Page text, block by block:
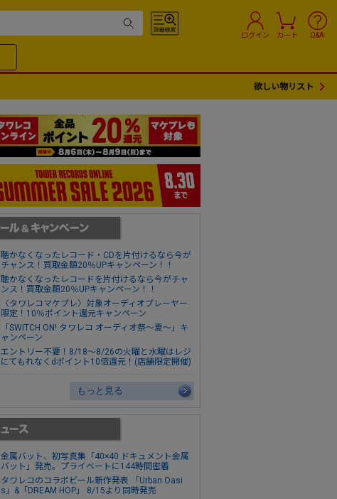
ログイン カート Q&A
欲しい物リスト
聴かなくなったレコード・CDを片付けるなら今が
チャンス！買取金額20％UPキャンペーン！！
聴かなくなったレコードを片付けるなら今がチャ
ンス！買取金額20％UPキャンペーン！！
〈タワレコマケプレ〉対象オーディオプレーヤー
限定！10％ポイント還元キャンペーン
「SWITCH ON! タワレコ オーディオ祭～夏～」キ
ャンペーン
エントリー不要！8/18～8/26の火曜と水曜はレジ
にてもれなくdポイント10倍還元！(店舗限定開催)
もっと見る
金属バット、初写真集「40×40 ドキュメント金属
バット」発売。プライベートに144時間密着
タワレコのコラボビール新作発表 「Urban Oasi
s」&「DREAM HOP」 8/15より同時発売